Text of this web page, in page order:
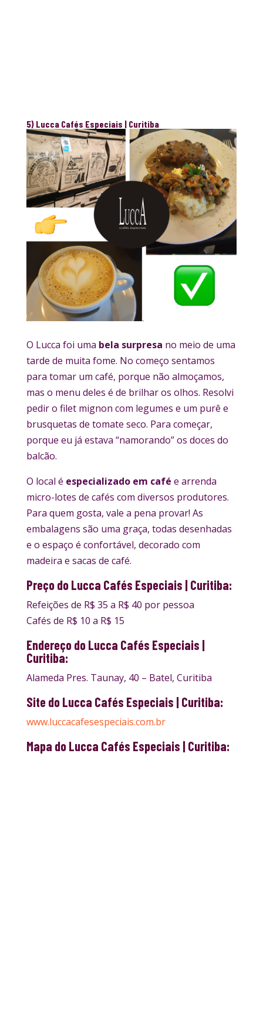
5) Lucca Cafés Especiais | Curitiba
O Lucca foi uma bela surpresa no meio de uma
tarde de muita fome. No começo sentamos
para tomar um café, porque não almoçamos,
mas o menu deles é de brilhar os olhos. Resolvi
pedir o filet mignon com legumes e um purê e
brusquetas de tomate seco. Para começar,
porque eu já estava “namorando” os doces do
balcão.
O local é especializado em café e arrenda
micro-lotes de cafés com diversos produtores.
Para quem gosta, vale a pena provar! As
embalagens são uma graça, todas desenhadas
e o espaço é confortável, decorado com
madeira e sacas de café.
Preço do Lucca Cafés Especiais | Curitiba:
Refeições de R$ 35 a R$ 40 por pessoa
Cafés de R$ 10 a R$ 15
Endereço do Lucca Cafés Especiais |
Curitiba:
Alameda Pres. Taunay, 40 – Batel, Curitiba
Site do Lucca Cafés Especiais | Curitiba:
www.luccacafesespeciais.com.br
Mapa do Lucca Cafés Especiais | Curitiba: